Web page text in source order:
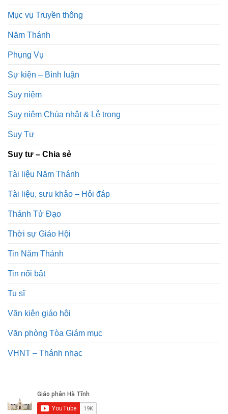
Mục vụ Truyền thông
Năm Thánh
Phụng Vụ
Sự kiện – Bình luận
Suy niệm
Suy niệm Chúa nhật & Lễ trọng
Suy Tư
Suy tư – Chia sẻ
Tài liệu Năm Thánh
Tài liệu, sưu khảo – Hỏi đáp
Thánh Tử Đạo
Thời sự Giáo Hội
Tin Năm Thánh
Tin nổi bật
Tu sĩ
Văn kiện giáo hội
Văn phòng Tòa Giám mục
VHNT – Thánh nhạc